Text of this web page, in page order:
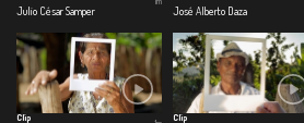
Julio César Samper José Alberto Daza
Clip Clip